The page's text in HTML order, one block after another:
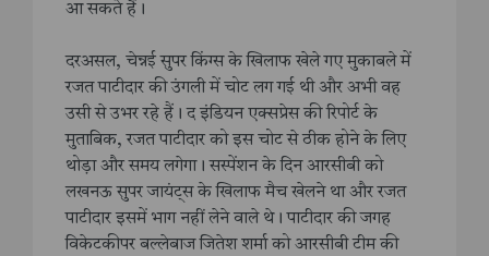
आ सकते हैं।
दरअसल, चेन्नई सुपर किंग्स के खिलाफ खेले गए मुकाबले में
रजत पाटीदार की उंगली में चोट लग गई थी और अभी वह
उसी से उभर रहे हैं। द इंडियन एक्सप्रेस की रिपोर्ट के
मुताबिक, रजत पाटीदार को इस चोट से ठीक होने के लिए
थोड़ा और समय लगेगा। सस्पेंशन के दिन आरसीबी को
लखनऊ सुपर जायंट्स के खिलाफ मैच खेलने था और रजत
पाटीदार इसमें भाग नहीं लेने वाले थे। पाटीदार की जगह
विकेटकीपर बल्लेबाज जितेश शर्मा को आरसीबी टीम की